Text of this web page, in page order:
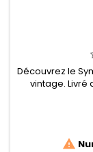
Découvrez le
vintage.
